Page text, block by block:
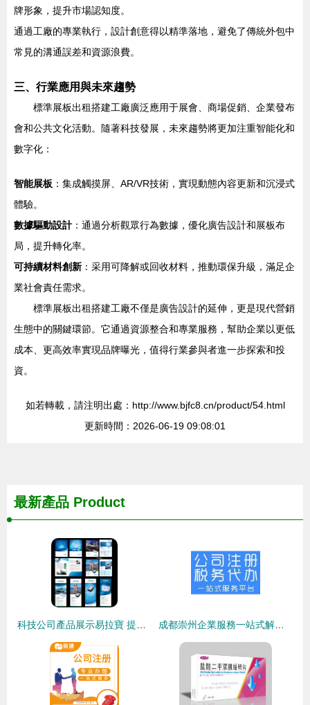
牌形象，提升市場認知度。
通過工廠的專業執行，設計創意得以精準落地，避免了傳統外包中
常見的溝通誤差和資源浪費。
三、行業應用與未來趨勢
標準展板出租搭建工廠廣泛應用于展會、商場促銷、企業發布
會和公共文化活動。隨著科技發展，未來趨勢將更加注重智能化和
數字化：
智能展板 ：集成觸摸屏、AR/VR技術，實現動態內容更新和沉浸式
體驗。
數據驅動設計：通過分析觀眾行為數據，優化廣告設計和展板布
局，提升轉化率。
可持續材料創新 ：采用可降解或回收材料，推動環保升級，滿足企
業社會責任需求。
標準展板出租搭建工廠不僅是廣告設計的延伸，更是現代營銷
生態中的關鍵環節。它通過資源整合和專業服務，幫助企業以更低
成本、更高效率實現品牌曝光，值得行業參與者進一步探索和投
資。
如若轉載，請注明出處：http://www.bjfc8.cn/product/54.html
更新時間：2026-06-19 09:08:01
最新產品 Product